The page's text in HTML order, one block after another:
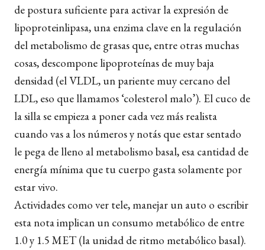
de postura suficiente para activar la expresión de
lipoproteinlipasa, una enzima clave en la regulación
del metabolismo de grasas que, entre otras muchas
cosas, descompone lipoproteínas de muy baja
densidad (el VLDL, un pariente muy cercano del
LDL, eso que llamamos ‘colesterol malo’). El cuco de
la silla se empieza a poner cada vez más realista
cuando vas a los números y notás que estar sentado
le pega de lleno al metabolismo basal, esa cantidad de
energía mínima que tu cuerpo gasta solamente por
estar vivo.
Actividades como ver tele, manejar un auto o escribir
esta nota implican un consumo metabólico de entre
1.0 y 1.5 MET (la unidad de ritmo metabólico basal).